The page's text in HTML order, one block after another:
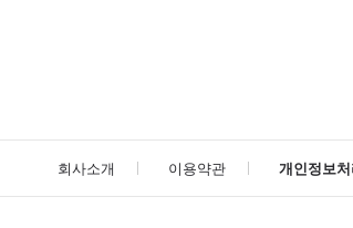
회사소개 이용약관 개인정보